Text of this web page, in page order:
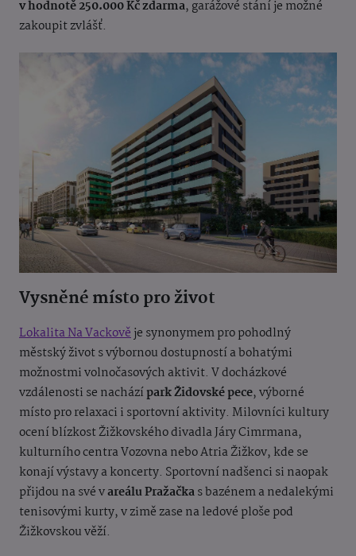
v hodnotě 250.000 Kč zdarma, garážové stání je možné
zakoupit zvlášť.
Vysněné místo pro život
Lokalita Na Vackověje synonymem pro pohodlný
městský život s výbornou dostupností a bohatými
možnostmi volnočasových aktivit. V docházkové
vzdálenosti se nacházípark Židovské pece, výborné
místo pro relaxaci i sportovní aktivity. Milovníci kultury
ocení blízkost Žižkovského divadla Járy Cimrmana,
kulturního centra Vozovna nebo Atria Žižkov, kde se
konají výstavy a koncerty. Sportovní nadšenci si naopak
přijdou na své vareálu Pražačkas bazénem a nedalekými
tenisovými kurty, v zimě zase na ledové ploše pod
Žižkovskou věží.